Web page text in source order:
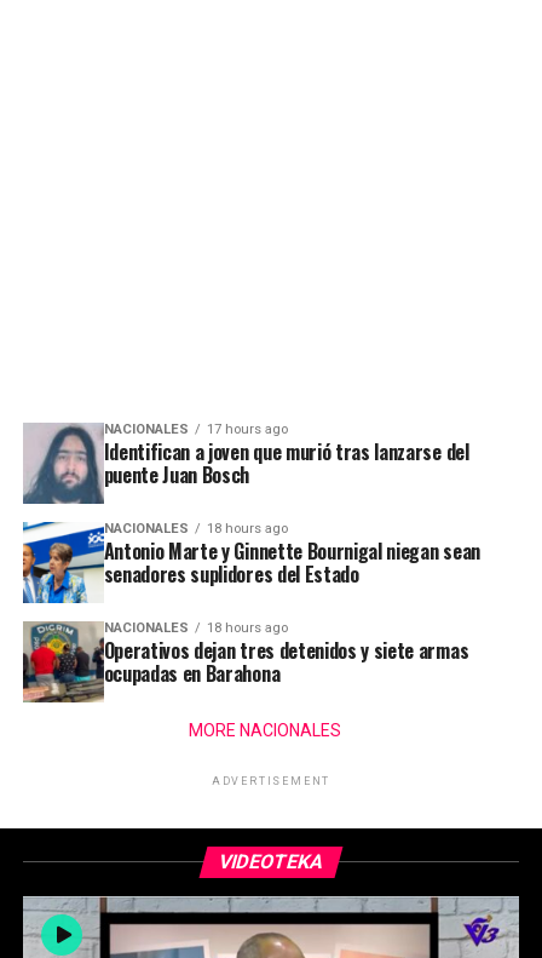
NACIONALES 17 hours ago
Identifican a joven que murió tras lanzarse del
puente Juan Bosch
NACIONALES 18 hours ago
Antonio Marte y Ginnette Bournigal niegan sean
senadores suplidores del Estado
NACIONALES 18 hours ago
Operativos dejan tres detenidos y siete armas
ocupadas en Barahona
MORE NACIONALES
ADVERTISEMENT
VIDEOTEKA